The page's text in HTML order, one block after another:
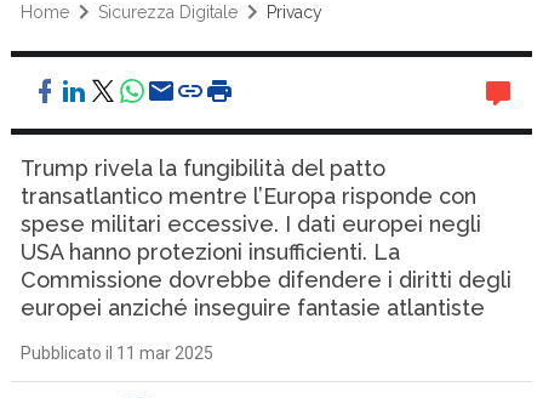
Home Sicurezza Digitale Privacy
Trump rivela la fungibilità del patto
transatlantico mentre l’Europa risponde con
spese militari eccessive. I dati europei negli
USA hanno protezioni insufficienti. La
Commissione dovrebbe difendere i diritti degli
europei anziché inseguire fantasie atlantiste
Pubblicato il 11 mar 2025